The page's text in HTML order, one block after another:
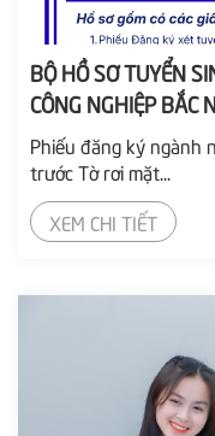
BỘ HỒ SƠ TUYỂN
CÔNG NGHIỆP BẮC
Phiếu đăng ký ngành nghề 2026 Bìa
trước Tờ rơi mặt...
XEM CHI TIẾT